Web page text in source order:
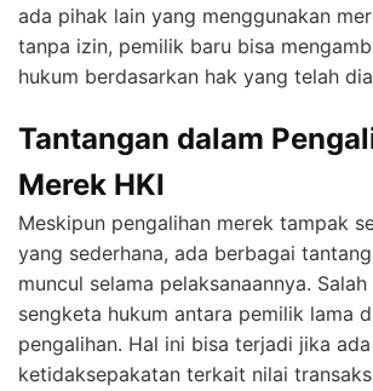
ada pihak lain yang menggunakan
tanpa izin, pemilik baru bisa
hukum berdasarkan hak yang telah
Tantangan dalam
Merek HKI
Meskipun pengalihan merek tampak
yang sederhana, ada berbagai
muncul selama pelaksanaannya.
sengketa hukum antara pemilik lama
pengalihan. Hal ini bisa terjadi jika ada
ketidaksepakatan terkait nilai